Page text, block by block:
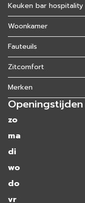
Keuken bar hospitality
Woonkamer
Fauteuils
Zitcomfort
Merken
Openingstijden
zo
ma
di
wo
do
vr